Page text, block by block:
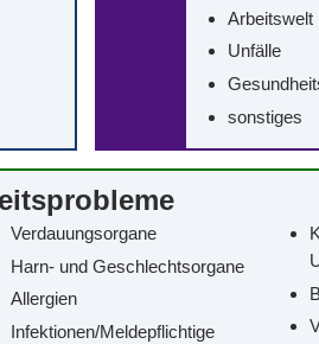
Arbeitswelt
Unfälle
sonstiges
Verdauungsorgane
Harn- und Geschlechtsorgane
Allergien
Infektionen/‌Meldepflichtige